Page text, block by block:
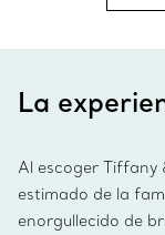
La
Al escoger Tiffany
estimado de la
enorgullecido de